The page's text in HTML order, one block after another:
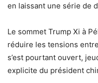
en laissant une série de
Le sommet Trump Xi à
réduire les tensions
s’est pourtant ouvert,
explicite du président